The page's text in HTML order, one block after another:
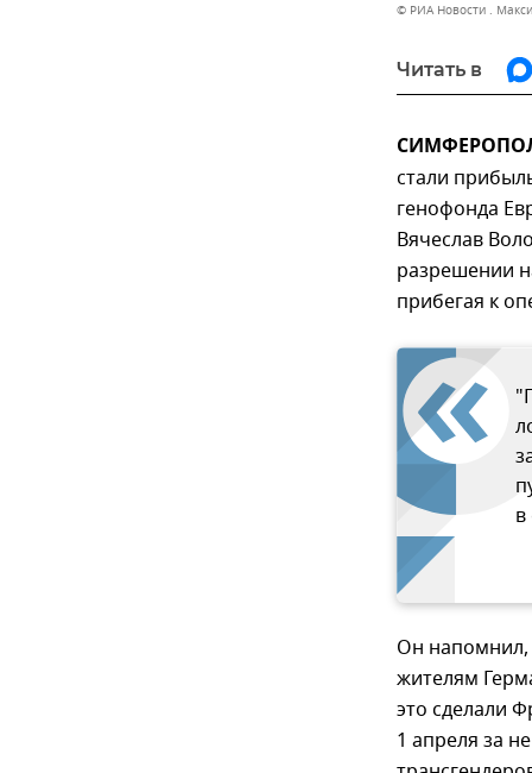
© РИА Новости .
Читать в
стали
генофонда
Вячеслав
разрешении
прибегая к
Он напомнил,
жителям
это сделали
1 апреля за